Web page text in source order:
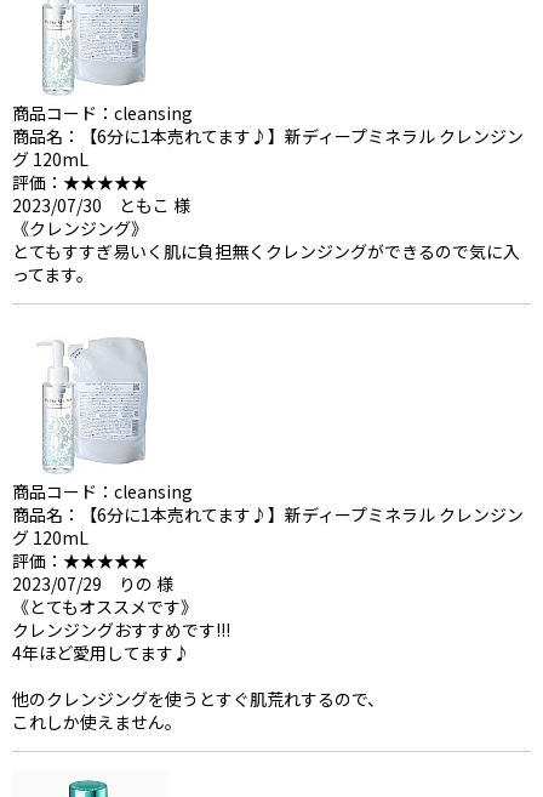
商品コード：cleansing
商品名：【6分に1本売れてます♪】新ディープミネラル クレンジン
グ 120mL
評価：★★★★★
2023/07/30 ともこ 様
《クレンジング》
とてもすすぎ易いく肌に負担無くクレンジングができるので気に入
ってます。
商品コード：cleansing
商品名：【6分に1本売れてます♪】新ディープミネラル クレンジン
グ 120mL
評価：★★★★★
2023/07/29 りの 様
《とてもオススメです》
クレンジングおすすめです!!!
4年ほど愛用してます♪
他のクレンジングを使うとすぐ肌荒れするので、
これしか使えません。